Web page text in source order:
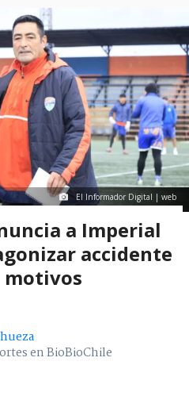
El Informador Digital | web
a Imperial
accidente
en BioBioChile